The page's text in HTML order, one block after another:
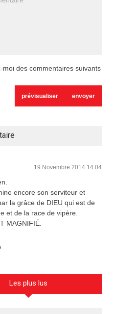
moi des commentaires suivants
19 Novembre 2014 14:04
encore son serviteur et
la grâce de DIEU qui est de
et de la race de vipère.
MAGNIFIÉ.
Les plus lus